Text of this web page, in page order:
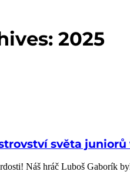
2025
světa juniorů
Náš hráč Luboš Gaborík